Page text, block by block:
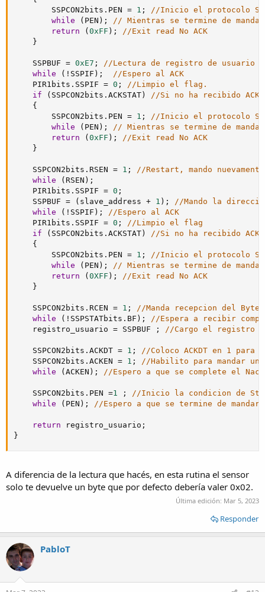
        SSPCON2bits
. PEN = 1 ;
//Inicio el protocolo
while
( PEN ) ;
// Mientras se termine de mandar
return
( 0xFF ) ;
//Exit read No ACK
}
    SSPBUF
= 0xE7 ;
//Lectura de registro de usuario
while
( ! SSPIF ) ;
//Espero al ACK
    PIR1bits
. SSPIF = 0 ;
//Limpio el flag.
if
( SSPCON2bits . ACKSTAT )
//Si no ha recibido ACK,
{
        SSPCON2bits
. PEN = 1 ;
//Inicio el protocolo
while
( PEN ) ;
// Mientras se termine de mandar
return
( 0xFF ) ;
//Exit read No ACK
}
    SSPCON2bits
. RSEN = 1 ;
//Restart, mando
while
( RSEN ) ;
    PIR1bits
. SSPIF = 0 ;
    SSPBUF
= ( slave_address + 1 ) ;
//Mando la
while
( ! SSPIF ) ;
//Espero al ACK
    PIR1bits
. SSPIF = 0 ;
//Limpio el flag
if
( SSPCON2bits . ACKSTAT )
//Si no ha recibido ACK,
{
        SSPCON2bits
. PEN = 1 ;
//Inicio el protocolo
while
( PEN ) ;
// Mientras se termine de mandar
return
( 0XFF ) ;
//Exit read No ACK
}
    SSPCON2bits
. RCEN = 1 ;
//Manda recepcion del
while
( ! SSPSTATbits . BF ) ;
//Espera a recibir
    registro_usuario
= SSPBUF ; //Cargo el registro
    SSPCON2bits
. ACKDT = 1 ;
//Coloco ACKDT en 1 para
    SSPCON2bits
. ACKEN = 1 ;
//Habilito para mandar un
while
( ACKEN ) ; //Espero a que se complete el Nack
    SSPCON2bits
. PEN =1 ;
//Inicio la condicion de
while
( PEN ) ; //Espero a que se termine de
return registro_usuario ;
}
A diferencia de la lectura que hacés, en esta rutina el sensor
solo te devuelve un byte que por defecto debería valer 0x02.
Última edición: Mar 5, 2023
Responder
PabloT